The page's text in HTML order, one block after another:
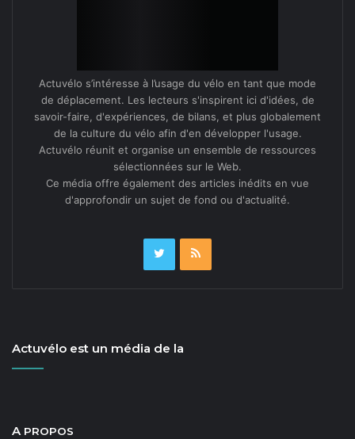
Actuvélo s’intéresse à l’usage du vélo en tant que mode
de déplacement. Les lecteurs s'inspirent ici d'idées, de
savoir-faire, d'expériences, de bilans, et plus globalement
de la culture du vélo afin d'en développer l'usage.
Actuvélo réunit et organise un ensemble de ressources
sélectionnées sur le Web.
Ce média offre également des articles inédits en vue
d'approfondir un sujet de fond ou d'actualité.
Actuvélo est un média de la
A PROPOS